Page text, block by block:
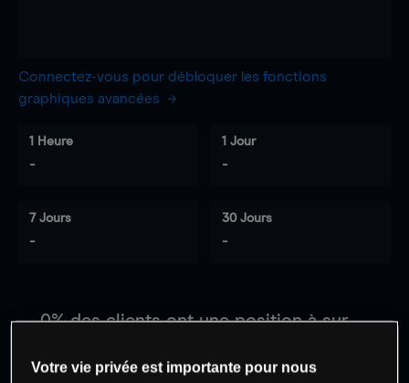
Connectez-vous pour débloquer les fonctions
graphiques avancées
1 Heure
-
1 Jour
-
7 Jours
-
30 Jours
-
0% des clients ont une position àsur
Votre vie privée est importante pour nous